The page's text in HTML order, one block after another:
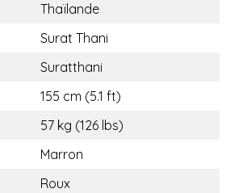
Thaïlande
Surat Thani
Suratthani
155 cm (5.1 ft)
57 kg (126 lbs)
Marron
Roux